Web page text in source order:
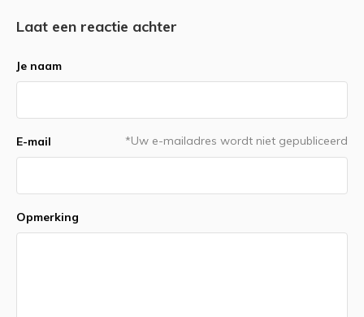
Laat een reactie achter
Je naam
E-mail *Uw e-mailadres wordt niet gepubliceerd
Opmerking